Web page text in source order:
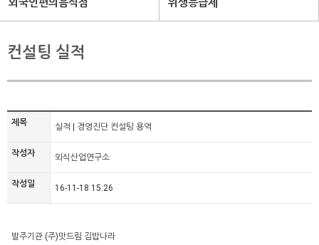
외국인편의음식점 위생등급제
컨설팅 실적
제목 실적 | 경영진단 컨설팅 용역
작성자 외식산업연구소
작성일 16-11-18 15:26
발주기관 (주)맛드림 김밥나라